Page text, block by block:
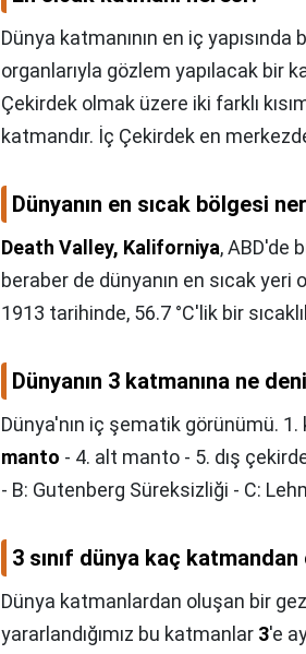
Dünya katmanının en iç yapısında
organlarıyla gözlem yapılacak bir
Çekirdek olmak üzere iki farklı
katmandır. İç Çekirdek en
Dünyanın en sıcak bölgesi
Death Valley, Kaliforniya, ABD'de
beraber de dünyanın en sıcak
1913 tarihinde, 56.7 °C'lik bir
Dünyanın 3 katmanına ne
Dünya'nın iç şematik görünümü.
manto - 4. alt manto - 5. dış
- B: Gutenberg Süreksizliği - C:
3 sınıf dünya kaç
Dünya katmanlardan oluşan bir
yararlandığımız bu katmanlar 3'e